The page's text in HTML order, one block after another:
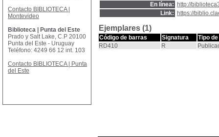
En línea:
http://
Link:
https://
Ejemplares (1)
Código de barras Signatura
Tipo
RD410
R
Contacto BIBLIOTECA |
Montevideo
Biblioteca | Punta del Este
Prado y Salt Lake, C.P 20100
Punta del Este - Uruguay
Teléfono: 4249 66 12 int. 103
Contacto BIBLIOTECA | Punta
del Este